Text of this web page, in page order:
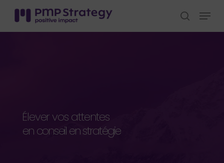
main
search
Menu
Élevervosattentes
en conseil en stratégie
en transformation digitale
Close